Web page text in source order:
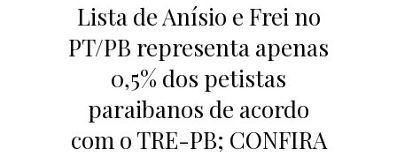
Lista de Anísio e Frei no
PT/PB representa apenas
0,5% dos petistas
paraibanos de acordo
com o TRE-PB; CONFIRA